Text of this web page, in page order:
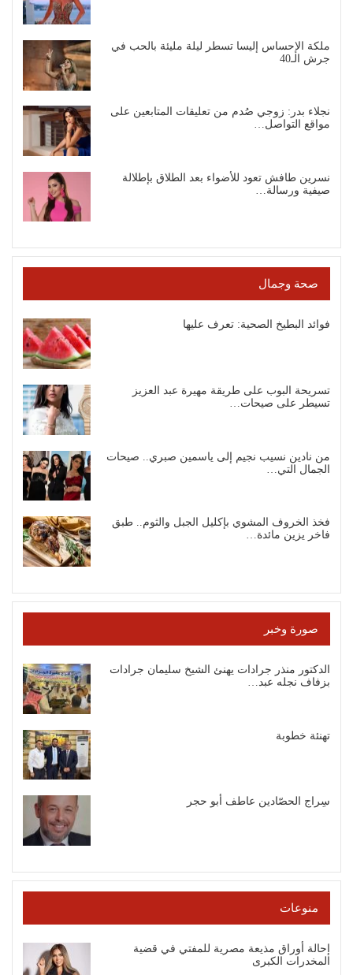
ملكة الإحساس إليسا تسطر ليلة مليئة بالحب في
جرش الـ40
نجلاء بدر: زوجي صُدم من تعليقات المتابعين على
مواقع التواصل…
نسرين طافش تعود للأضواء بعد الطلاق بإطلالة
صيفية ورسالة…
صحة وجمال
فوائد البطيخ الصحية: تعرف عليها
تسريحة البوب على طريقة مهيرة عبد العزيز
تسيطر على صيحات…
من نادين نسيب نجيم إلى ياسمين صبري.. صيحات
الجمال التي…
فخذ الخروف المشوي بإكليل الجبل والثوم.. طبق
فاخر يزين مائدة…
صورة وخبر
الدكتور منذر جرادات يهنئ الشيخ سليمان جرادات
بزفاف نجله عبد…
تهنئة خطوبة
سِراج الحصّادين عاطف أبو حجر
منوعات
إحالة أوراق مذيعة مصرية للمفتي في قضية
المخدرات الكبرى